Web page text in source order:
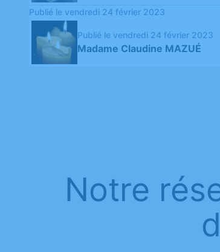
Publié le vendredi 24 février 2023
Publié le vendredi 24 février 2023
Madame Claudine MAZUÉ
Notre